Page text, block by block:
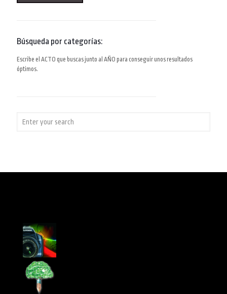
Búsqueda por categorías:
Escribe el ACTO que buscas junto al AÑO para conseguir unos resultados
óptimos.